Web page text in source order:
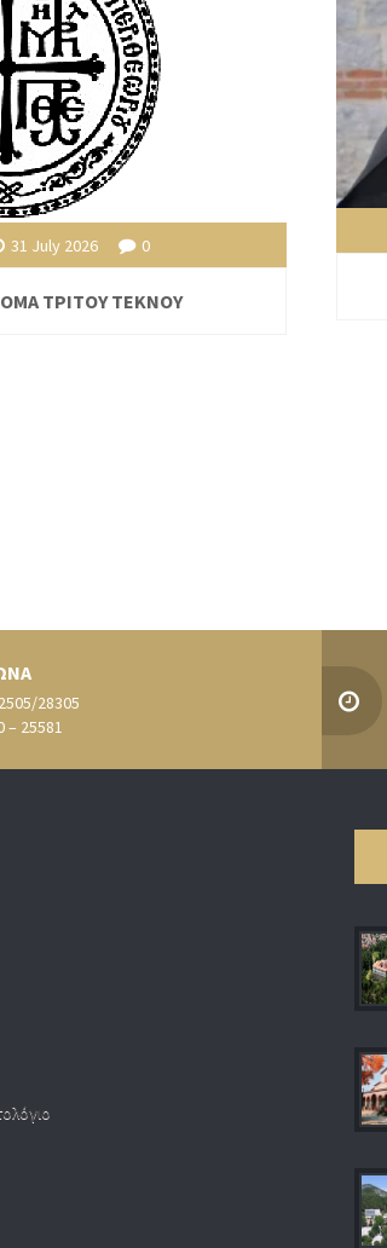
31 July 2026 0
ΤΡΙΤΟΥ ΤΕΚΝΟΥ
28305
– 25581